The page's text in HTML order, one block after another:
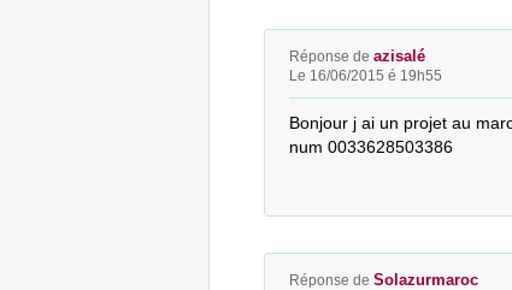
Réponse de azisalé
Le 16/06/2015 é 19h55
Bonjour j ai un projet au
num 0033628503386
Réponse de Solazurmaroc